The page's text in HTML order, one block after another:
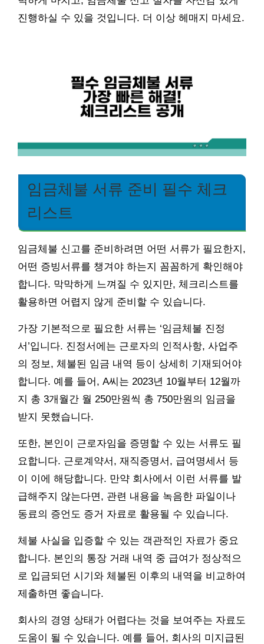
진행하실 수 있을 것입니다. 더 이상 헤매지 마세요.
임금체불 서류 준비 필수 체크
리스트
임금체불 신고를 준비하려면 어떤 서류가 필요한지,
어떤 증빙서류를 챙겨야 하는지 꼼꼼하게 확인해야
합니다. 막막하게 느껴질 수 있지만, 체크리스트를
활용하면 어렵지 않게 준비할 수 있습니다.
가장 기본적으로 필요한 서류는 ‘임금체불 진정
서’입니다. 진정서에는 근로자의 인적사항, 사업주
의 정보, 체불된 임금 내역 등이 상세히 기재되어야
합니다. 예를 들어, A씨는 2023년 10월부터 12월까
지 총 3개월간 월 250만원씩 총 750만원의 임금을
받지 못했습니다.
또한, 본인이 근로자임을 증명할 수 있는 서류도 필
요합니다. 근로계약서, 재직증명서, 급여명세서 등
이 이에 해당합니다. 만약 회사에서 이런 서류를 발
급해주지 않는다면, 관련 내용을 녹음한 파일이나
동료의 증언도 증거 자료로 활용될 수 있습니다.
체불 사실을 입증할 수 있는 객관적인 자료가 중요
합니다. 본인의 통장 거래 내역 중 급여가 정상적으
로 입금되던 시기와 체불된 이후의 내역을 비교하여
제출하면 좋습니다.
회사의 경영 상태가 어렵다는 것을 보여주는 자료도
도움이 될 수 있습니다. 예를 들어, 회사의 미지급된